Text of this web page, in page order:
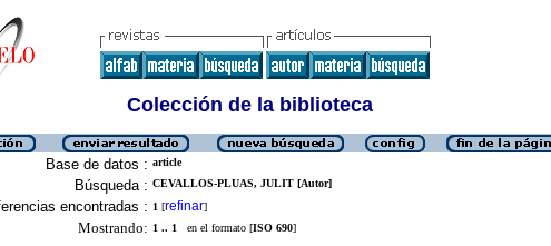
Colección de la biblioteca
Base de datos : article
Búsqueda : CEVALLOS-PLUAS, JULIT [Autor]
encontradas : 1 [refinar]
Mostrando: 1 .. 1 en el formato [ISO 690]